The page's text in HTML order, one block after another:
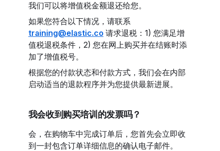
我们可以将增值税金额退还给您。
如果您符合以下情况，请联系
training@elastic.co 请求退税：1) 您满足增
值税退税条件，2) 您在网上购买并在结账时添
加了增值税号。
根据您的付款状态和付款方式，我们会在内部
启动适当的退款程序并为您提供最新进展。
我会收到购买培训的发票吗？
会，在购物车中完成订单后，您首先会立即收
到一封包含订单详细信息的确认电子邮件。